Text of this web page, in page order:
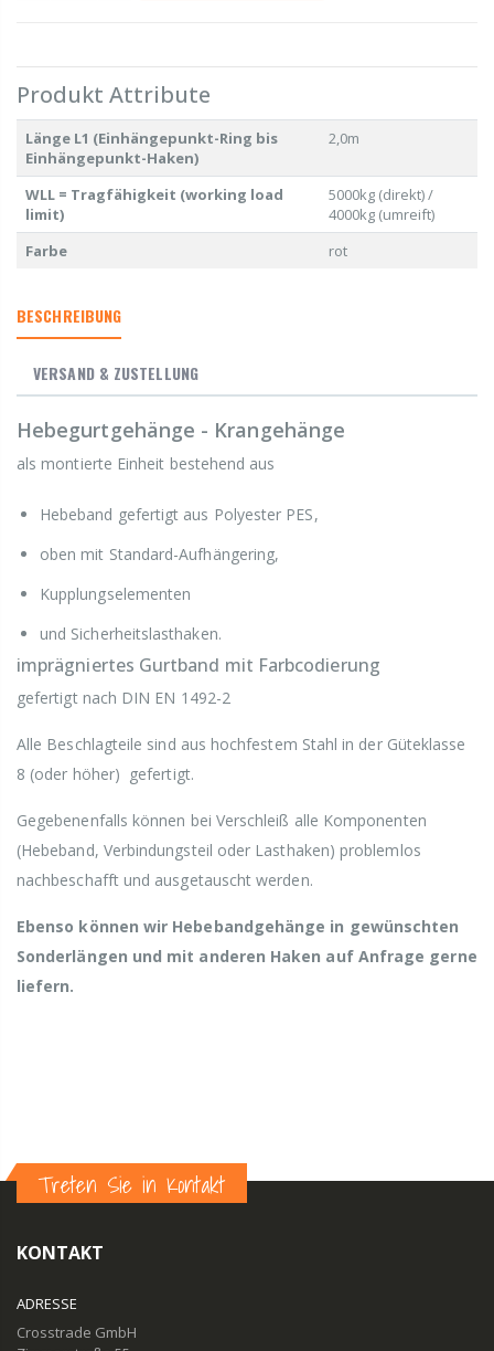
Produkt Attribute
Länge L1 (Einhängepunkt-Ring bis
Einhängepunkt-Haken)
2,0m
WLL = Tragfähigkeit (working load
limit)
5000kg (direkt) /
4000kg (umreift)
Farbe
rot
BESCHREIBUNG
VERSAND & ZUSTELLUNG
Hebegurtgehänge - Krangehänge
als montierte Einheit bestehend aus
Hebeband gefertigt aus Polyester PES,
oben mit Standard-Aufhängering,
Kupplungselementen
und Sicherheitslasthaken.
imprägniertes Gurtband mit Farbcodierung
gefertigt nach DIN EN 1492-2
Alle Beschlagteile sind aus hochfestem Stahl in der Güteklasse
8 (oder höher) gefertigt.
Gegebenenfalls können bei Verschleiß alle Komponenten
(Hebeband, Verbindungsteil oder Lasthaken) problemlos
nachbeschafft und ausgetauscht werden.
Ebenso können wir Hebebandgehänge in gewünschten
Sonderlängen und mit anderen Haken auf Anfrage gerne
liefern.
Treten Sie in Kontakt
KONTAKT
ADRESSE
Crosstrade GmbH